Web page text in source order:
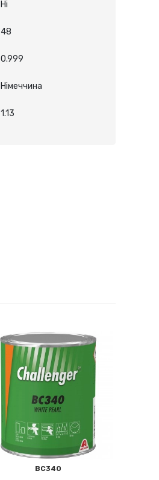
Ні
48
0.999
Німеччина
1.13
BC340